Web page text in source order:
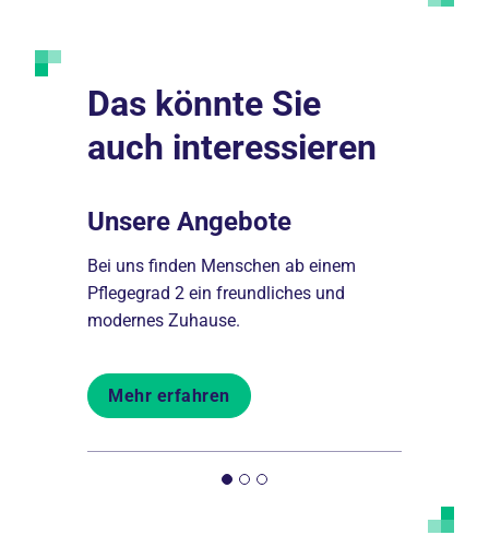
Das könnte Sie
auch interessieren
Unsere Angebote
Bei uns finden Menschen ab einem
Pflegegrad 2 ein freundliches und
modernes Zuhause.
Mehr erfahren